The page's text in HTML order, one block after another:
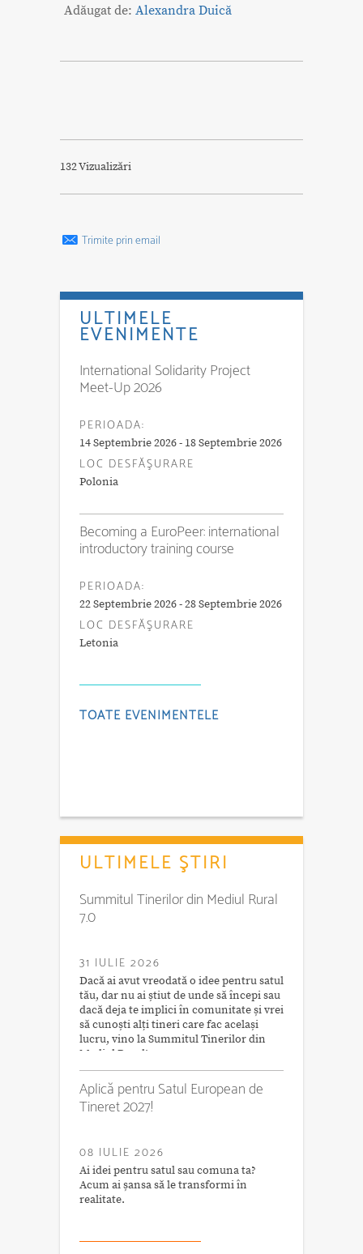
Adăugat de: Alexandra Duică
132 Vizualizări
Trimite prin email
ULTIMELE
EVENIMENTE
International Solidarity Project
Meet-Up 2026
PERIOADA:
14 Septembrie 2026 - 18 Septembrie 2026
LOC DESFĂŞURARE
Polonia
Becoming a EuroPeer: international
introductory training course
PERIOADA:
22 Septembrie 2026 - 28 Septembrie 2026
LOC DESFĂŞURARE
Letonia
TOATE EVENIMENTELE
ULTIMELE ŞTIRI
Summitul Tinerilor din Mediul Rural
7.0
31 IULIE 2026
Dacă ai avut vreodată o idee pentru satul
tău, dar nu ai știut de unde să începi sau
dacă deja te implici în comunitate și vrei
să cunoști alți tineri care fac același
lucru, vino la Summitul Tinerilor din
Mediul Rural!
Aplică pentru Satul European de
Tineret 2027!
08 IULIE 2026
Ai idei pentru satul sau comuna ta?
Acum ai șansa să le transformi în
realitate.